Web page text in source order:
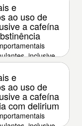
e
ao uso de
a cafeína
inclusive
e
ao uso de
a cafeína
com delirium